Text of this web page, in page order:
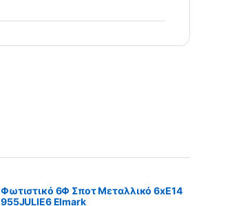
Φωτιστικό 6Φ Σποτ Μεταλλικό 6xE14
955JULIE6 Elmark